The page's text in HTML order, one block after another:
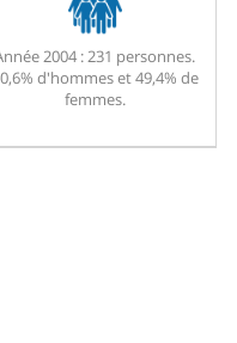
2004 :231 personnes.
d'hommes et 49,4% de
femmes.